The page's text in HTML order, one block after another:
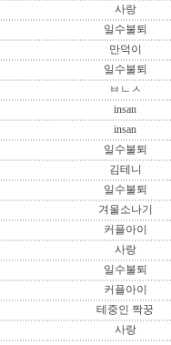
사랑
일수불퇴
만덕이
일수불퇴
ㅂㄴㅅ
insan
insan
일수불퇴
김테니
일수불퇴
겨울소나기
커플아이
사랑
일수불퇴
커플아이
테중인 짝꿍
사랑